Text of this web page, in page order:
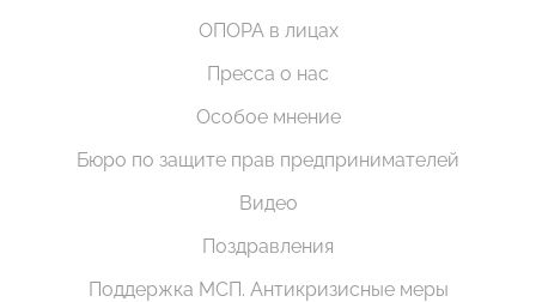
ОПОРА в лицах
Пресса о нас
Особое мнение
Бюро по защите прав предпринимателей
Видео
Поздравления
Поддержка МСП. Антикризисные меры